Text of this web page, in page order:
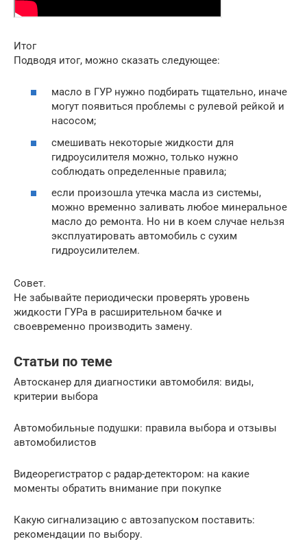
Итог
Подводя итог, можно сказать следующее:
масло в ГУР нужно подбирать тщательно, иначе
могут появиться проблемы с рулевой рейкой и
насосом;
смешивать некоторые жидкости для
гидроусилителя можно, только нужно
соблюдать определенные правила;
если произошла утечка масла из системы,
можно временно заливать любое минеральное
масло до ремонта. Но ни в коем случае нельзя
эксплуатировать автомобиль с сухим
гидроусилителем.
Совет.
Не забывайте периодически проверять уровень
жидкости ГУРа в расширительном бачке и
своевременно производить замену.
Статьи по теме
Автосканер для диагностики автомобиля: виды,
критерии выбора
Автомобильные подушки: правила выбора и отзывы
автомобилистов
Видеорегистратор с радар-детектором: на какие
моменты обратить внимание при покупке
Какую сигнализацию с автозапуском поставить:
рекомендации по выбору.